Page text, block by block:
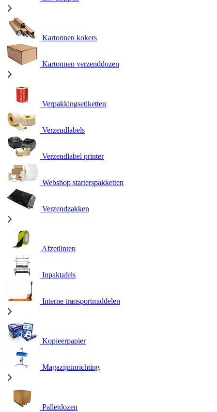
Kartonnen kokers
Kartonnen verzenddozen
Verpakkingsetiketten
Verzendlabels
Verzendlabel printer
Webshop starterspakketten
Verzendzakken
Afzetlinten
Inpaktafels
Interne transportmiddelen
Kopieerpapier
Magazijninrichting
Palletdozen